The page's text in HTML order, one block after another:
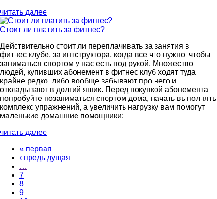
читать далее
Стоит ли платить за фитнес?
Действительно стоит ли переплачивать за занятия в
фитнес клубе, за интструктора, когда все что нужно, чтобы
заниматься спортом у нас есть под рукой. Множество
людей, купивших абонемент в фитнес клуб ходят туда
крайне редко, либо вообще забывают про него и
откладывают в долгий ящик. Перед покупкой абонемента
попробуйте позаниматься спортом дома, начать выполнять
комплекс упражнений, а увеличить нагрузку вам помогут
маленькие домашние помощники:
читать далее
Страницы
« первая
‹ предыдущая
…
7
8
9